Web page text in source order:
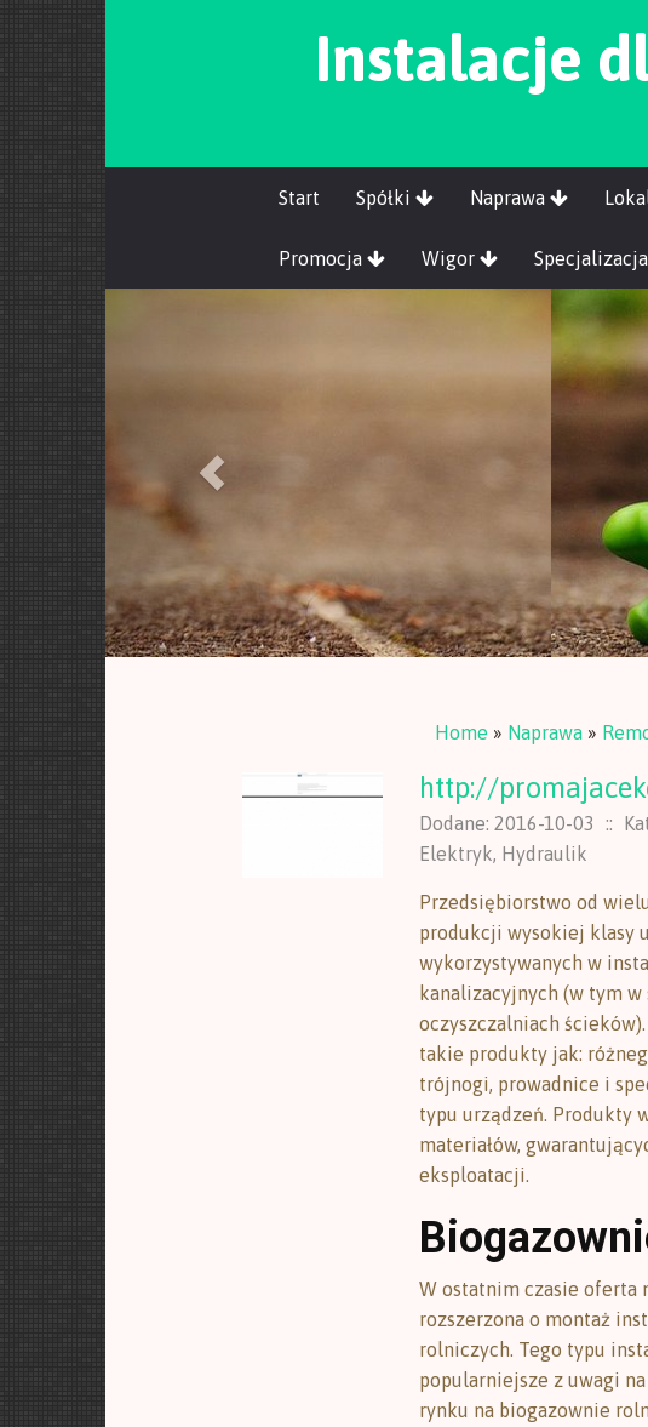
Instalacje
Start Spółki Naprawa
Promocja Wigor Specjalizacja
Home » Naprawa »
http://
Dodane: 2016-10-03 ::
Elektryk, Hydraulik
Przedsiębiorstwo od
produkcji wysokiej klasy
wykorzystywanych w
kanalizacyjnych (w tym
oczyszczalniach
takie produkty jak:
trójnogi, prowadnice i
typu urządzeń. Produkty
materiałów,
eksploatacji.
W ostatnim czasie oferta
rozszerzona o montaż
rolniczych. Tego typu
popularniejsze z uwagi
rynku na biogazownie